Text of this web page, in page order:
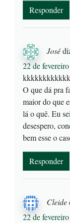
Responder
José
22 de
O que dá pra
maior do que
lá o quê. Eu
desespero,
bem esse o
Responder
Cleide
22 de